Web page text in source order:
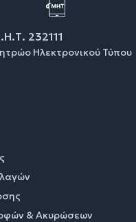
232111
Ηλεκτρονικού Τύπου
& Ακυρώσεων